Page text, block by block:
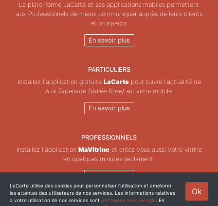
La plate-forme LaCarte et ses applications mobiles permettent
aux Professionnels de mieux communiquer auprès de leurs clients
et prospects.
En savoir plus
PARTICULIERS
Installez l'application gratuite LaCartepour suivre l'actualité de
A la Tapenade (Vallée Rose) sur votre mobile.
En savoir plus
PROFESSIONNELS
Installez l'application MaVitrineet créez vous aussi votre vitrine
en quelques minutes seulement.
Copyright © ZeMAP 2026 - Tous droits réservés. Ok
LaCarte utilise des cookies pour personnaliser l'utilisation et améliorer
les attentes des utilisateurs de nos services. Les informations relatives
à votre utilisation de nos services sont partagées avec Google . En